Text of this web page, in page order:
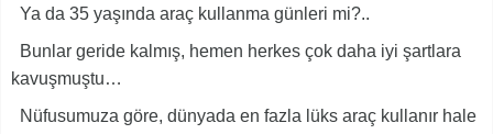
Ya da 35 yaşında araç kullanma günleri mi?..
Bunlar geride kalmış, hemen herkes çok daha iyi şartlara
kavuşmuştu…
Nüfusumuza göre, dünyada en fazla lüks araç kullanır hale